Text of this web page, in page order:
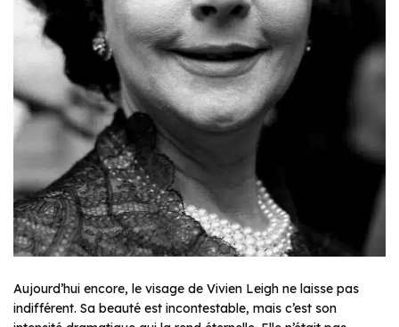
Aujourd’hui encore, le visage de Vivien Leigh ne laisse pas
indifférent. Sa beauté est incontestable, mais c’est son